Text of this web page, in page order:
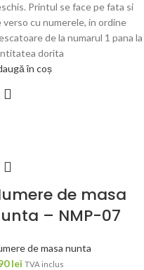
Printul se face pe fata si
verso cu numerele, in ordine
de la numarul 1 pana la
dorita
în coș
de masa
– NMP-07
de masa nunta
lei TVA inclus